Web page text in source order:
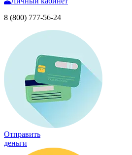
8 (800) 777-56-24
Отправить
деньги